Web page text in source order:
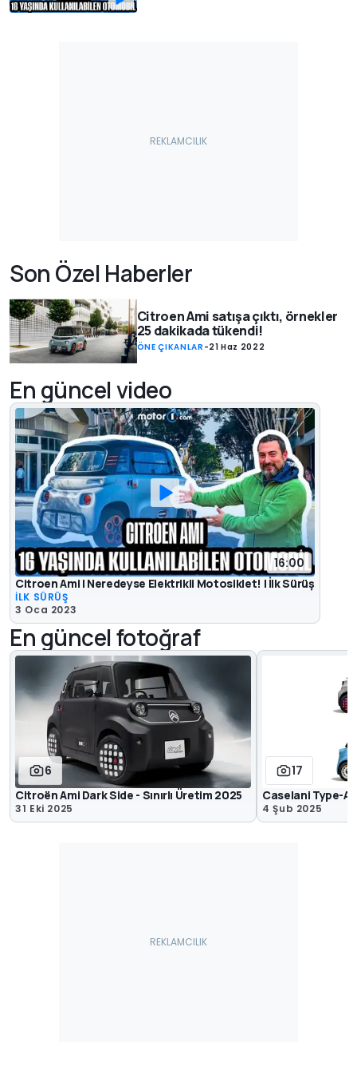
Son Özel Haberler
Citroen Ami satışa çıktı, örnekler
25 dakikada tükendi!
ÖNE ÇIKANLAR -21 Haz 2022
En güncel video
16:00
Citroen Ami | Neredeyse Elektrikli Motosiklet! | İlk Sürüş
İLK SÜRÜŞ
3 Oca 2023
En güncel fotoğraf
6
Citroën Ami Dark Side - Sınırlı Üretim 2025
31 Eki 2025
17
Caselani Type-
4 Şub 2025